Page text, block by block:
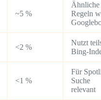
~5 %
Ähnliche
Regeln
<2 %
Nutzt
Bing-
<1 %
Für
Suche
relevant